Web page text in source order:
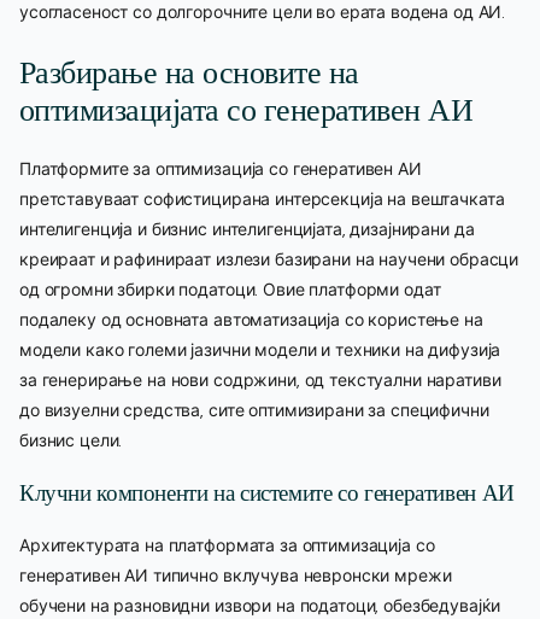
усогласеност со долгорочните цели во ерата водена од АИ.
Разбирање на основите на
оптимизацијата со генеративен АИ
Платформите за оптимизација со генеративен АИ
претставуваат софистицирана интерсекција на вештачката
интелигенција и бизнис интелигенцијата, дизајнирани да
креираат и рафинираат излези базирани на научени обрасци
од огромни збирки податоци. Овие платформи одат
подалеку од основната автоматизација со користење на
модели како големи јазични модели и техники на дифузија
за генерирање на нови содржини, од текстуални наративи
до визуелни средства, сите оптимизирани за специфични
бизнис цели.
Клучни компоненти на системите со генеративен АИ
Архитектурата на платформата за оптимизација со
генеративен АИ типично вклучува невронски мрежи
обучени на разновидни извори на податоци, обезбедувајќи